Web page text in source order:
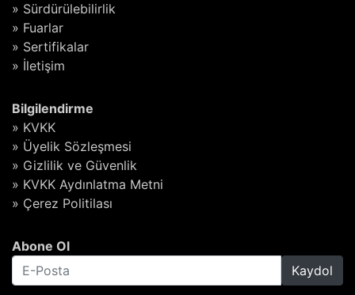
» Sürdürülebilirlik
» Fuarlar
» Sertifikalar
» İletişim
Bilgilendirme
» KVKK
» Üyelik Sözleşmesi
» Gizlilik ve Güvenlik
» KVKK Aydınlatma Metni
» Çerez Politilası
Abone Ol
Kaydol